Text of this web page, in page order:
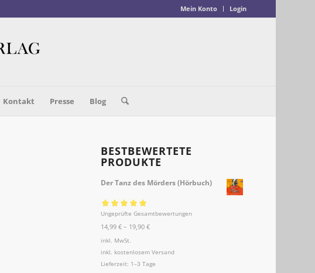
Mein Konto Login
Kontakt Presse Blog
BESTBEWERTETE
PRODUKTE
Der Tanz des Mörders (Hörbuch)
Bewertet mit
5.00von 5
Ungeprüfte Gesamtbewertungen
14,99€ – 19,90€
inkl. MwSt.
inkl. kostenlosem Versand
Lieferzeit: 1–3 Tage